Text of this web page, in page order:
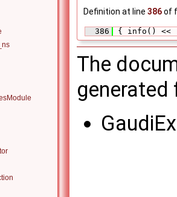
Definition at line 386of
  386
{ info() <<
The